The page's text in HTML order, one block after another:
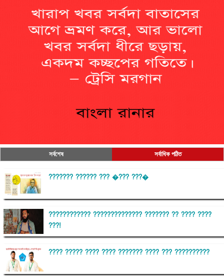
সর্বশেষ সর্বাধিক পঠিত
??????? ?????? ??? �??? ???�
???????????? ?????????????? ??????? ?? ???? ????
???!
???? ????? ???? ???? ??????? ???? ??? ??????????